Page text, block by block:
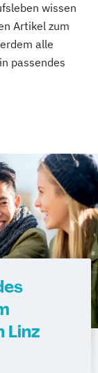
wissen
Artikel zum
alle
passendes
Linz